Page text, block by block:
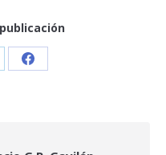
Share